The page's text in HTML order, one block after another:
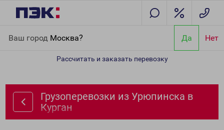
Ваш город Москва? Да Нет
Рассчитать и заказать перевозку
Грузоперевозки из Урюпинска в
Курган